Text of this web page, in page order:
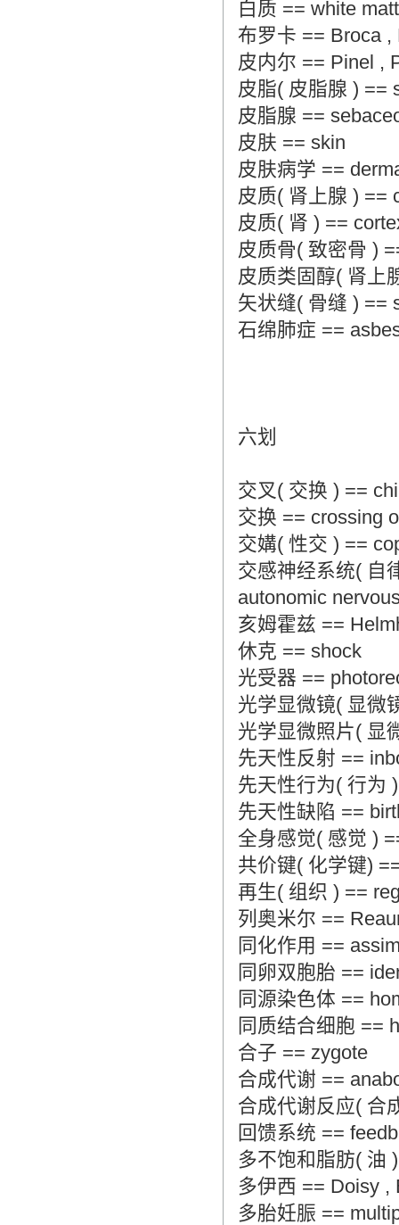
白质 == white
布罗卡 == Broca ,
皮内尔 == Pinel ,
皮脂( 皮脂腺 ) ==
皮脂腺 ==
皮肤 == skin
皮肤病学 ==
皮质( 肾上腺 ) ==
皮质( 肾 ) ==
皮质骨( 致密骨 )
皮质类固醇( 肾上
矢状缝( 骨缝 ) ==
石绵肺症 ==
六划
交叉( 交换 ) ==
交换 == crossing
交媾( 性交 ) ==
交感神经系统( 自
autonomic
亥姆霍兹 ==
休克 == shock
光受器 ==
光学显微镜( 显微
光学显微照片( 显
先天性反射 ==
先天性行为( 行为
先天性缺陷 ==
全身感觉( 感觉 )
共价键( 化学键)
再生( 组织 ) ==
列奥米尔 ==
同化作用 ==
同卵双胞胎 ==
同源染色体 ==
同质结合细胞 ==
合子 == zygote
合成代谢 ==
合成代谢反应( 合
回馈系统 ==
多不饱和脂肪( 油
多伊西 == Doisy ,
多胎妊脤 ==